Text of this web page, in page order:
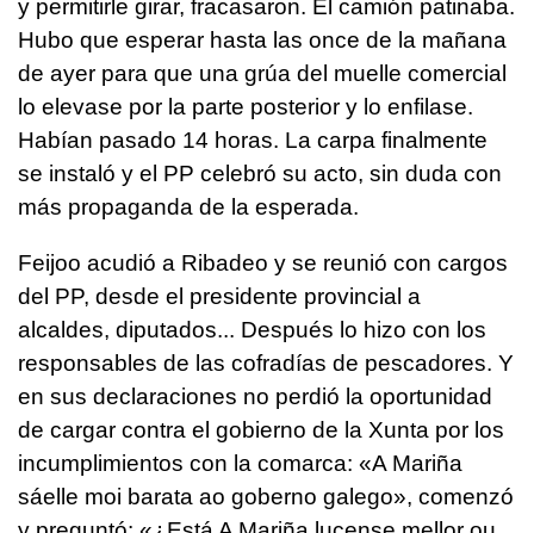
y permitirle girar, fracasaron. El camión patinaba.
Hubo que esperar hasta las once de la mañana
de ayer para que una grúa del muelle comercial
lo elevase por la parte posterior y lo enfilase.
Habían pasado 14 horas. La carpa finalmente
se instaló y el PP celebró su acto, sin duda con
más propaganda de la esperada.
Feijoo acudió a Ribadeo y se reunió con cargos
del PP, desde el presidente provincial a
alcaldes, diputados... Después lo hizo con los
responsables de las cofradías de pescadores. Y
en sus declaraciones no perdió la oportunidad
de cargar contra el gobierno de la Xunta por los
incumplimientos con la comarca: «A Mariña
sáelle moi barata ao goberno galego», comenzó